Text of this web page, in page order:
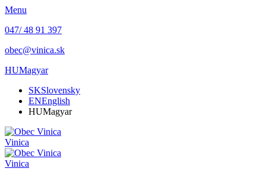
Menu
047/ 48 91 397
obec@vinica.sk
HUMagyar
SKSlovensky
ENEnglish
HUMagyar
Vinica
Vinica